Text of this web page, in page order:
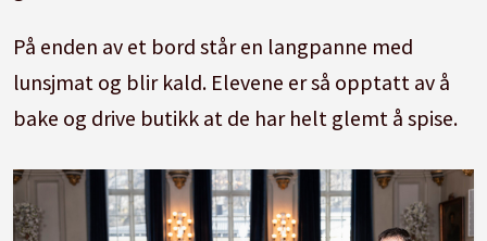
På enden av et bord står en langpanne med
lunsjmat og blir kald. Elevene er så opptatt av å
bake og drive butikk at de har helt glemt å spise.